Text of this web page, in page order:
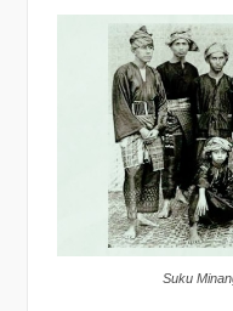
Suku